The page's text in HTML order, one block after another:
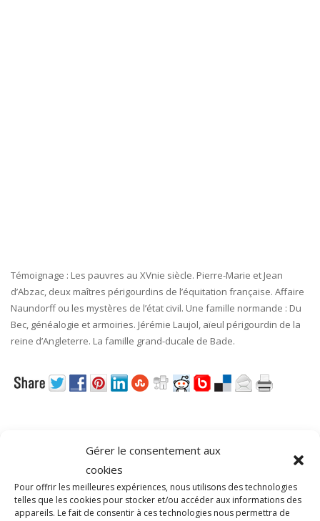
Gérer le consentement aux
cookies
Pour offrir les meilleures expériences, nous utilisons des technologies
telles que les cookies pour stocker et/ou accéder aux informations des
appareils. Le fait de consentir à ces technologies nous permettra de
Témoignage : Les pauvres au XVnie siècle. Pierre-Marie et Jean
d’Abzac, deux maîtres périgourdins de l’équitation française. Affaire
Naundorff ou les mystères de l’état civil. Une famille normande : Du
Bec, généalogie et armoiries. Jérémie Laujol, aïeul périgourdin de la
reine d’Angleterre. La famille grand-ducale de Bade.